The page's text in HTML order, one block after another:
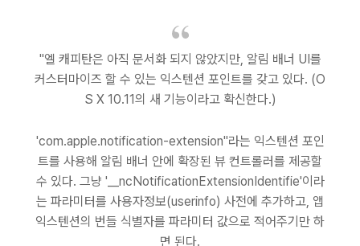
"엘 캐피탄은 아직 문서화 되지 않았지만, 알림 배너 UI를
커스터마이즈 할 수 있는 익스텐션 포인트를 갖고 있다. (O
S X 10.11의 새 기능이라고 확신한다.)
'com.apple.notification-extension"라는 익스텐션 포인
트를 사용해 알림 배너 안에 확장된 뷰 컨트롤러를 제공할
수 있다. 그냥 '__ncNotificationExtensionIdentifie'이라
는 파라미터를 사용자정보(userinfo) 사전에 추가하고, 앱
익스텐션의 번들 식별자를 파라미터 값으로 적어주기만 하
면 된다.